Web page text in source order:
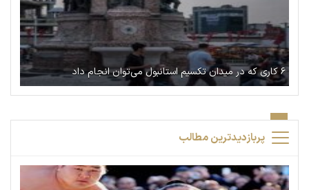
۶ کاری که در میدان تکسیم استانبول می‌توان انجام داد
پربازدیدترین مطالب